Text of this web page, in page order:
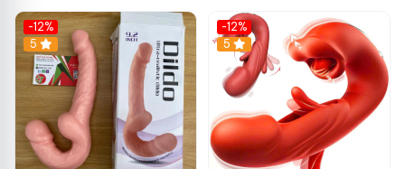
-12%
5
-12%
5